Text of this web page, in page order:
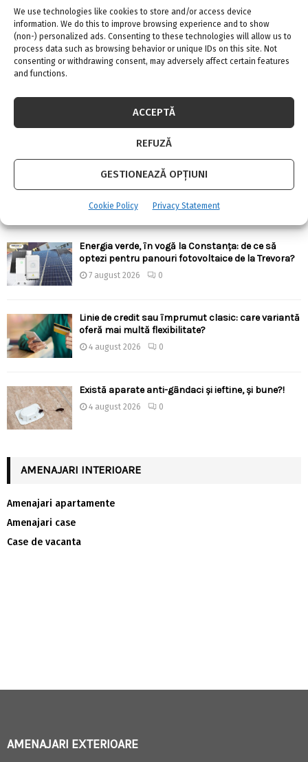
We use technologies like cookies to store and/or access device
information. We do this to improve browsing experience and to show
(non-) personalized ads. Consenting to these technologies will allow us to
process data such as browsing behavior or unique IDs on this site. Not
consenting or withdrawing consent, may adversely affect certain features
and functions.
ACCEPTĂ
REFUZĂ
GESTIONEAZĂ OPȚIUNI
Cookie Policy Privacy Statement
ARTICOLE RECENTE
climatizare de la Casa Instalatorului
Top 5 meserii în domeniul construcțiilor
7 august 2026 0
Energia verde, în vogă la Constanța: de ce să
optezi pentru panouri fotovoltaice de la Trevora?
7 august 2026 0
Linie de credit sau împrumut clasic: care variantă
oferă mai multă flexibilitate?
4 august 2026 0
Există aparate anti-gândaci și ieftine, și bune?!
4 august 2026 0
AMENAJARI INTERIOARE
Amenajari apartamente
Amenajari case
Case de vacanta
AMENAJARI EXTERIOARE